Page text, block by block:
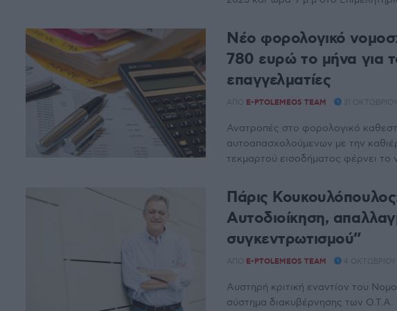
Νέο φορολογικό
780 ευρώ το μήνα για
επαγγελματίες
ΑΠΌ E-PTOLEMEOS TEAM 31
Ανατροπές στο φορολογικό
αυτοαπασχολούμενων με την
τεκμαρτού εισοδήματος φέρνει το
Πάρις
Αυτοδιοίκηση,
συγκεντρωτισμού”
ΑΠΌ E-PTOLEMEOS TEAM 4 ΟΚΤΩΒΡΊΟΥ
Αυστηρή κριτική εναντίον του
σύστημα διακυβέρνησης των